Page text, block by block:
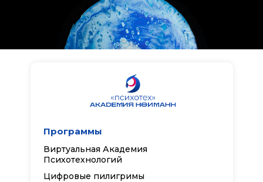
Программы
Виртуальная Академия
Психотехнологий
Цифровые пилигримы